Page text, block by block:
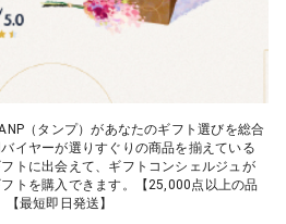
（タンプ）があなたのギフト選びを総合
イヤーが選りすぐりの商品を揃えている
トに出会えて、ギフトコンシェルジュが
トを購入できます。【25,000点以上の品
最短即日発送】